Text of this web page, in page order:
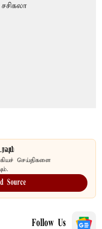
செய்திகளை
Source
Follow Us